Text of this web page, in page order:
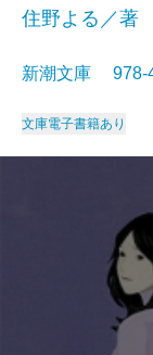
住野よる／著
新潮文庫 978-
文庫電子書籍あり